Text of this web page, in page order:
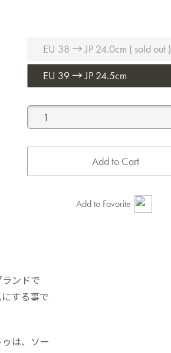
EU 38 → JP 24.0cm ( sold out )
EU 39 → JP 24.5cm
Add to Favorite
ンドで
する事で
は、ソー